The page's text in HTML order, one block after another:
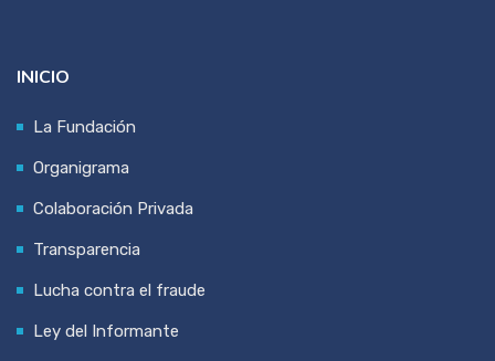
INICIO
La Fundación
Organigrama
Colaboración Privada
Transparencia
Lucha contra el fraude
Ley del Informante